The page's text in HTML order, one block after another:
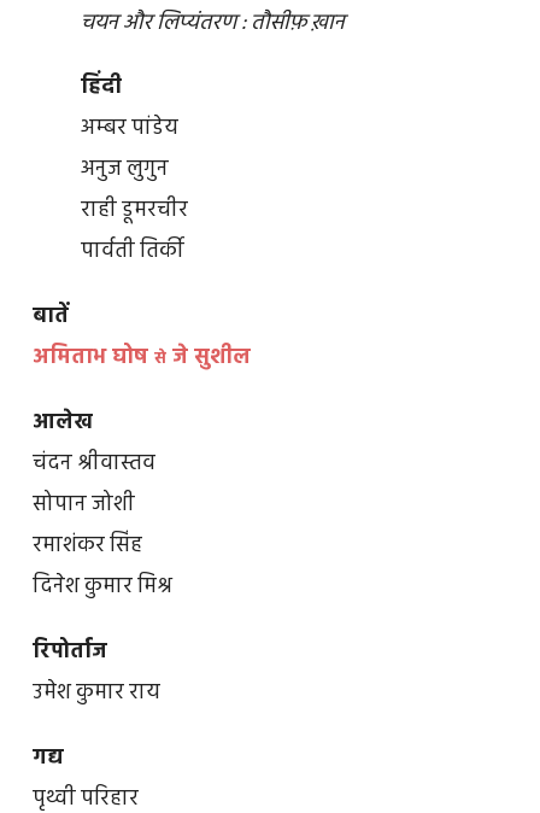
चयन और लिप्यंतरण : तौसीफ़ ख़ान
हिंदी
अम्बर पांडेय
अनुज लुगुन
राही डूमरचीर
पार्वती तिर्की
बातें
अमिताभ घोष सेजे सुशील
आलेख
चंदन श्रीवास्तव
सोपान जोशी
रमाशंकर सिंह
दिनेश कुमार मिश्र
रिपोर्ताज
उमेश कुमार राय
गद्य
पृथ्वी परिहार